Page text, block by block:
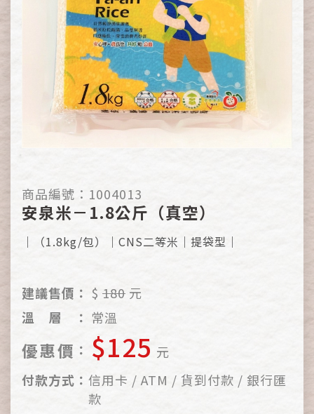
商品編號： 1004013
安泉米－1.8公斤（真空）
｜（1.8kg/包）｜CNS二等米｜提袋型｜
建議售價： $ 180 元
溫
層 ： 常溫
優惠價 ： $125 元
付款方式 ： 信用卡 / ATM / 貨到付款 / 銀行匯
款